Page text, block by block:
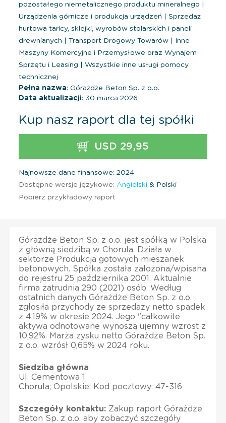
pozostałego niemetalicznego produktu mineralnego
Urządzenia górnicze i produkcja urządzeń
Sprzedaż
hurtowa taricy, sklejki, wyrobów stolarskich i paneli
drewnianych
Transport Drogowy Towarów
Inne
Maszyny Komercyjne i Przemysłowe oraz Wynajem
Sprzętu i Leasing
Wszystkie inne usługi pomocy
technicznej
Pełna nazwa: Górażdże Beton Sp. z o.o.
Data aktualizacji: 30 marca 2026
Kup nasz raport dla tej spółki
USD 29,95
Najnowsze dane finansowe: 2024
Dostępne wersje językowe: Angielski & Polski
Pobierz przykładowy raport
Górażdże Beton Sp. z o.o. jest spółką w Polska
z główną siedzibą w Chorula. Działa w
sektorze Produkcja gotowych mieszanek
betonowych. Spółka została założona/wpisana
do rejestru 25 października 2001. Aktualnie
firma zatrudnia 290 (2021) osób. Według
ostatnich danych Górażdże Beton Sp. z o.o.
zgłosiła przychody ze sprzedaży netto spadek
z 4,19% w okresie 2024. Jego "całkowite
aktywa odnotowane wynoszą ujemny wzrost z
10,92%. Marża zysku netto Górażdże Beton Sp.
z o.o. wzrósł 0,65% w 2024 roku.
Siedziba główna
Ul. Cementowa 1
Chorula; Opolskie; Kod pocztowy: 47-316
Szczegóły kontaktu: Zakup raport Górażdże
Beton Sp. z o.o. aby zobaczyć szczegóły